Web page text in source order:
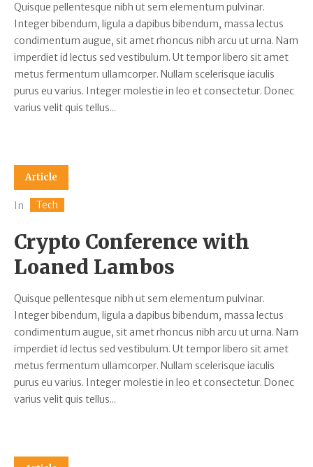
Quisque pellentesque nibh ut sem elementum pulvinar.
Integer bibendum, ligula a dapibus bibendum, massa lectus
condimentum augue, sit amet rhoncus nibh arcu ut urna. Nam
imperdiet id lectus sed vestibulum. Ut tempor libero sit amet
metus fermentum ullamcorper. Nullam scelerisque iaculis
purus eu varius. Integer molestie in leo et consectetur. Donec
varius velit quis tellus...
Article
In Tech
Crypto Conference with
Loaned Lambos
Quisque pellentesque nibh ut sem elementum pulvinar.
Integer bibendum, ligula a dapibus bibendum, massa lectus
condimentum augue, sit amet rhoncus nibh arcu ut urna. Nam
imperdiet id lectus sed vestibulum. Ut tempor libero sit amet
metus fermentum ullamcorper. Nullam scelerisque iaculis
purus eu varius. Integer molestie in leo et consectetur. Donec
varius velit quis tellus...